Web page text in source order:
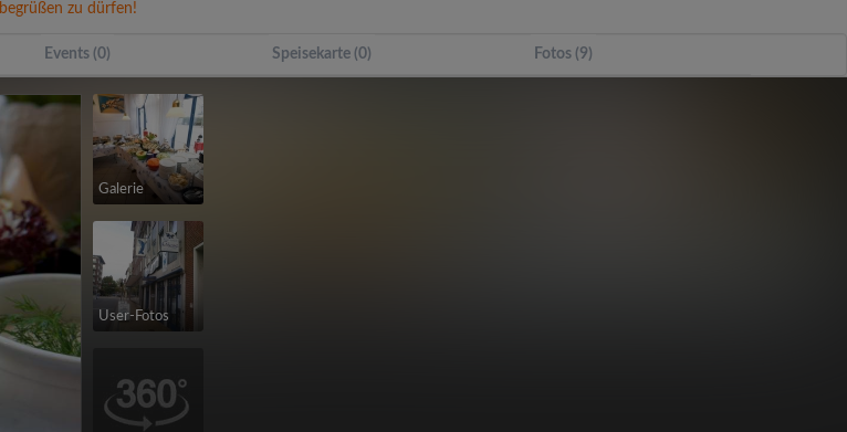
zu dürfen!
Events (0) Speisekarte (0) Fotos (9)
Galerie
User-Fotos